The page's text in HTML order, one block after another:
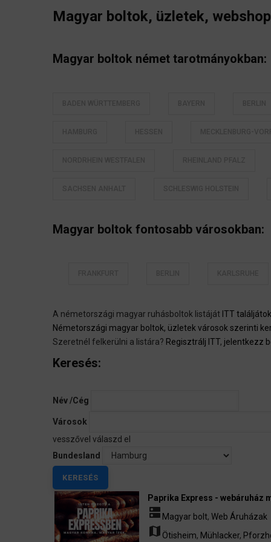
Magyar boltok, üzletek,
Magyar boltok német tarotmányokban:
Magyar boltok fontosabb városokban:
A németországi magyar ruhásboltok listáját ITT találjátok
Németországi magyar boltok, üzletek városok szerinti
Szeretnél felkerülni a listára? Regisztrálj ITT, jelentkezz
Keresés:
Név /Cég
Városok
vesszővel válaszd el
Bundesland
Paprika Express - webáruház
dns Magyar bolt, Web Áruházak
map Ötisheim, Mühlacker,